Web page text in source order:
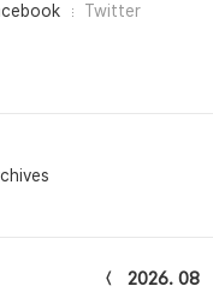
Twitter
2026. 08